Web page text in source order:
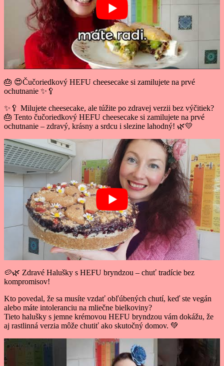
🎂 😍Čučoriedkový HEFU cheesecake si zamilujete na prvé
ochutnanie ✨🥄
✨🥄 Milujete cheesecake, ale túžite po zdravej verzii bez výčitiek?
🎂 Tento čučoriedkový HEFU cheesecake si zamilujete na prvé
ochutnanie – zdravý, krásny a srdcu i slezine lahodný! 🌿💛
🥔🌿 Zdravé Halušky s HEFU bryndzou – chuť tradície bez
kompromisov!
Kto povedal, že sa musíte vzdať obľúbených chutí, keď ste vegán
alebo máte intoleranciu na mliečne bielkoviny?
Tieto halušky s jemne krémovou HEFU bryndzou vám dokážu, že
aj rastlinná verzia môže chutiť ako skutočný domov. 💚